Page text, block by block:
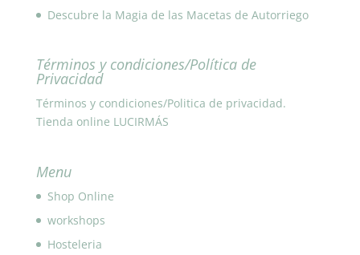
Descubre la Magia de las Macetas de Autorriego
Términos y condiciones/Política de
Privacidad
Términos y condiciones/Politica de privacidad.
Tienda online LUCIRMÁS
Menu
Shop Online
workshops
Hosteleria